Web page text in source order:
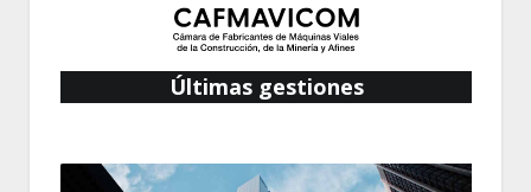
Últimas gestiones